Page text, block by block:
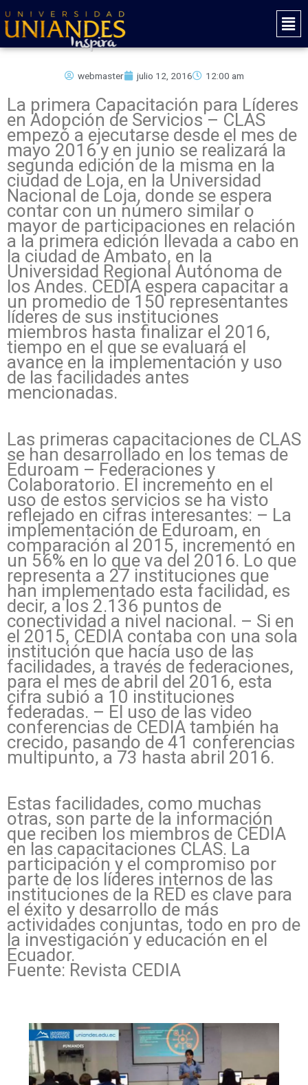
al
contenido
Main
webmaster julio 12, 2016 12:00 am
La primera Capacitación para Líderes
en Adopción de Servicios – CLAS
empezó a ejecutarse desde el mes de
mayo 2016 y en junio se realizará la
segunda edición de la misma en la
ciudad de Loja, en la Universidad
Nacional de Loja, donde se espera
contar con un número similar o
mayor de participaciones en relación
a la primera edición llevada a cabo en
la ciudad de Ambato, en la
Universidad Regional Autónoma de
los Andes. CEDIA espera capacitar a
un promedio de 150 representantes
líderes de sus instituciones
miembros hasta finalizar el 2016,
tiempo en el que se evaluará el
avance en la implementación y uso
de las facilidades antes
mencionadas.
Las primeras capacitaciones de CLAS
se han desarrollado en los temas de
Eduroam – Federaciones y
Colaboratorio. El incremento en el
uso de estos servicios se ha visto
reflejado en cifras interesantes: – La
implementación de Eduroam, en
comparación al 2015, incrementó en
un 56% en lo que va del 2016. Lo que
representa a 27 instituciones que
han implementado esta facilidad, es
decir, a los 2.136 puntos de
conectividad a nivel nacional. – Si en
el 2015, CEDIA contaba con una sola
institución que hacía uso de las
facilidades, a través de federaciones,
para el mes de abril del 2016, esta
cifra subió a 10 instituciones
federadas. – El uso de las video
conferencias de CEDIA también ha
crecido, pasando de 41 conferencias
multipunto, a 73 hasta abril 2016.
Estas facilidades, como muchas
otras, son parte de la información
que reciben los miembros de CEDIA
en las capacitaciones CLAS. La
participación y el compromiso por
parte de los líderes internos de las
instituciones de la RED es clave para
el éxito y desarrollo de más
actividades conjuntas, todo en pro de
la investigación y educación en el
Ecuador.
Fuente: Revista CEDIA